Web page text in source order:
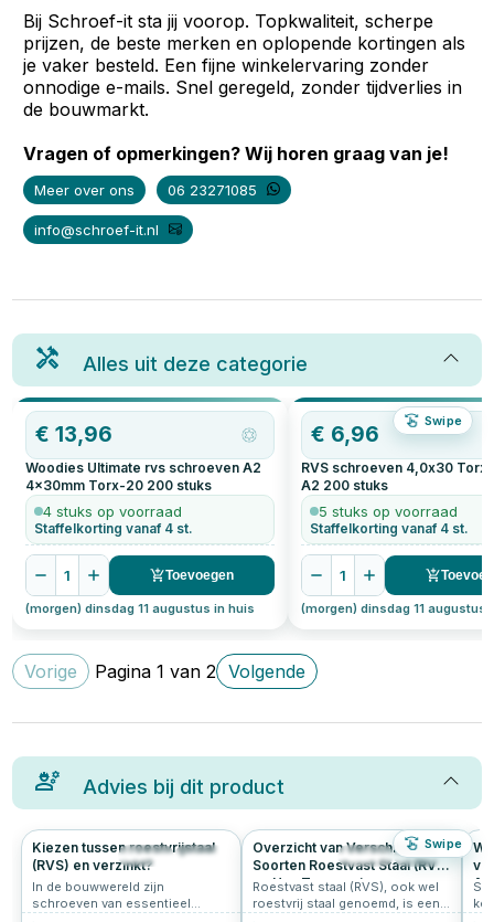
Bij Schroef-it sta jij voorop. Topkwaliteit, scherpe
prijzen, de beste merken en oplopende kortingen als
je vaker besteld. Een fijne winkelervaring zonder
onnodige e-mails. Snel geregeld, zonder tijdverlies in
de bouwmarkt.
Vragen of opmerkingen? Wij horen graag van je!
Meer over ons 06 23271085
info@schroef-it.nl
Alles uit deze categorie
Swipe
€13,96
Woodies Ultimate rvs schroeven A2
4x30mm Torx-20 200 stuks
4 stuks op voorraad
Staffelkorting vanaf 4 st.
1 Toevoegen
(morgen) dinsdag 11 augustus in huis
€ 6,96
RVS schroeven 4,0x30
A2 200 stuks
5 stuks op voorraad
Staffelkorting vanaf 4 st.
1
(morgen) dinsdag 11 augustus
Vorige Pagina1 van2 Volgende
Advies bij dit product
Swipe
346 5.0
Kiezen tussen roestvrijstaal
(RVS) en verzinkt?
In de bouwwereld zijn
schroeven van essentieel
547 4.7
Overzicht van Verschillende
Soorten Roestvast Staal (RVS)
en Hun Toepassingen
Roestvast staal (RVS), ook wel
roestvrij staal genoemd, is een